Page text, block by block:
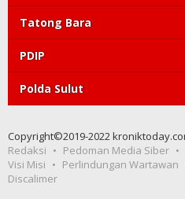
Tatong Bara
PDIP
Polda Sulut
Copyright©2019-2022
Redaksi
Pedoman Media Siber
Visi Misi
Perlindungan Wartawan
Discalimer